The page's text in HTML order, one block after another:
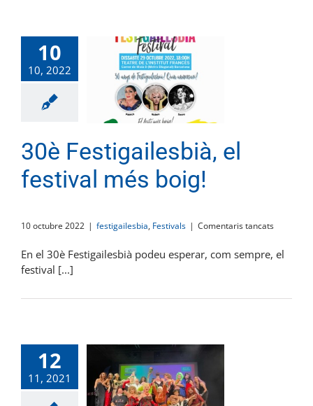
10
10, 2022
30è Festigailesbià, el
festival més boig!
10 octubre 2022 | festigailesbia, Festivals | Comentaris tancatsa
boig!
En el 30è Festigailesbià podeu esperar, com sempre, el
festival [...]
12
11, 2021